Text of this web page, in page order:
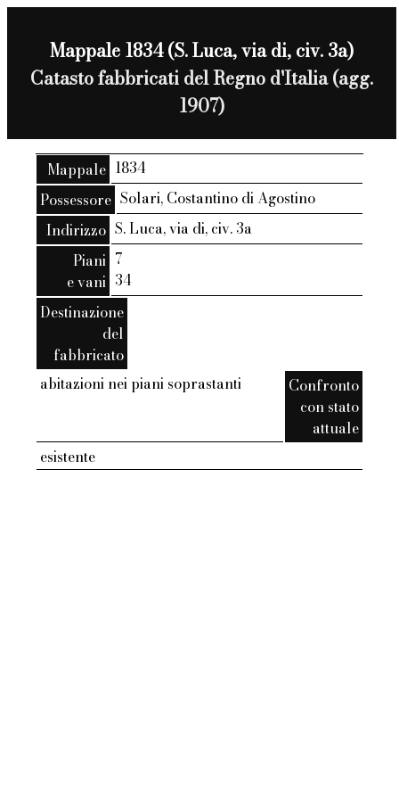
Mappale 1834 (S. Luca, via di, civ. 3a)
Catasto fabbricati del Regno d'Italia (agg.
1907)
Mappale 1834
Possessore Solari, Costantino di Agostino
Indirizzo S. Luca, via di, civ. 3a
Piani
e vani
7
34
Destinazione
del
fabbricato
abitazioni nei piani soprastanti
Confronto
con stato
attuale
esistente